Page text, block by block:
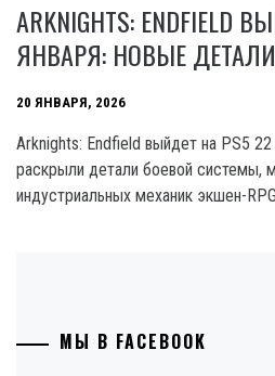
ARKNIGHTS: ENDFIELD
ЯНВАРЯ: НОВЫЕ
20 ЯНВАРЯ, 2026
Arknights: Endfield выйдет на PS5 22
раскрыли детали боевой системы,
индустриальных механик экшен-RPG
МЫ В FACEBOOK